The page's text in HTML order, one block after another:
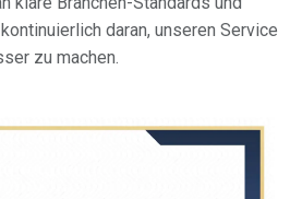
daran, unseren Service
zu machen.